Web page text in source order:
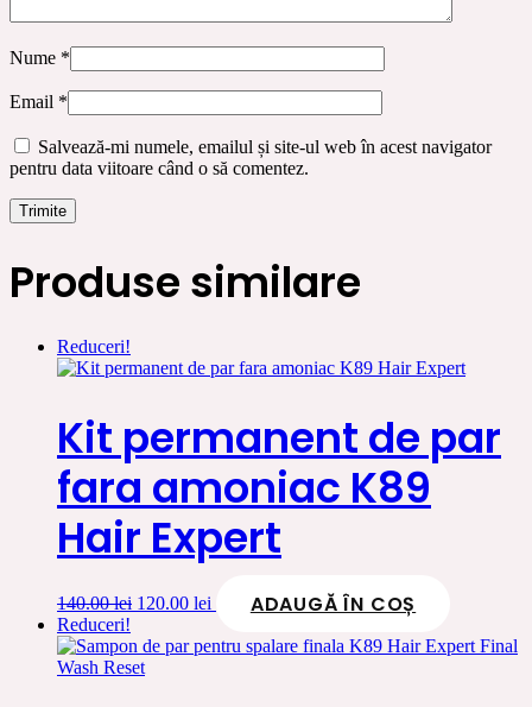
Nume *
Email *
Salvează-mi numele, emailul și site-ul web în acest navigator
pentru data viitoare când o să comentez.
Produse similare
Reduceri!
Kit permanent de par
fara amoniac K89
Hair Expert
140.00lei Prețul
a
fost:
120.00 lei Prețul
este:
ADAUGĂ ÎN COȘ
Reduceri!